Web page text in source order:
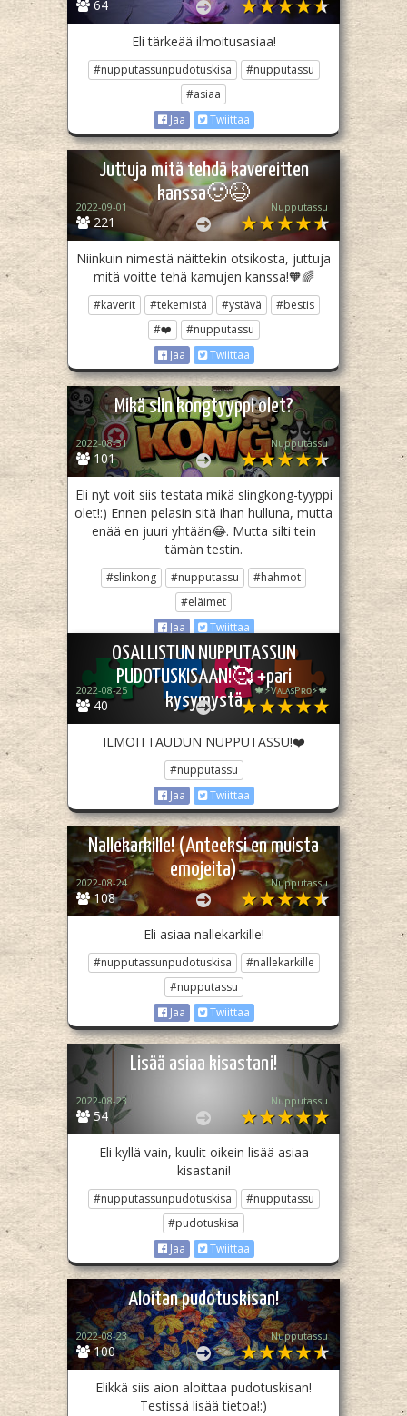
64
Eli tärkeää ilmoitusasiaa!
#nupputassunpudotuskisa
#nupputassu
#asiaa
Jaa
Twiittaa
Juttuja mitä tehdä kavereitten
kanssa🙂😆
221
2022-09-01 Nupputassu
Niinkuin nimestä näittekin otsikosta, juttuja
mitä voitte tehä kamujen kanssa!🧡🌈
#kaverit #tekemistä #ystävä
#bestis
#❤️
#nupputassu
Jaa
Twiittaa
Mikä slin kongtyyppi olet?
101
2022-08-31 Nupputassu
Eli nyt voit siis testata mikä slingkong-tyyppi
olet!:) Ennen pelasin sitä ihan hulluna, mutta
enää en juuri yhtään😂. Mutta silti tein
tämän testin.
#slinkong #nupputassu
#hahmot
#eläimet
Jaa
Twiittaa
OSALLISTUN NUPPUTASSUN
PUDOTUSKISAAN!🥰 +pari
kysymystä
40
2022-08-25 🍁⚡️VᴀʟᴀsPʀᴏ⚡️🍁
ILMOITTAUDUN NUPPUTASSU!❤️
#nupputassu
Jaa
Twiittaa
Nallekarkille! (Anteeksi en muista
emojeita)
108
2022-08-24 Nupputassu
Eli asiaa nallekarkille!
#nupputassunpudotuskisa
#nallekarkille
#nupputassu
Jaa
Twiittaa
Lisää asiaa kisastani!
54
2022-08-23 Nupputassu
Eli kyllä vain, kuulit oikein lisää asiaa
kisastani!
#nupputassunpudotuskisa
#nupputassu
#pudotuskisa
Jaa
Twiittaa
Aloitan pudotuskisan!
100
2022-08-23 Nupputassu
Elikkä siis aion aloittaa pudotuskisan!
Testissä lisää tietoa!:)